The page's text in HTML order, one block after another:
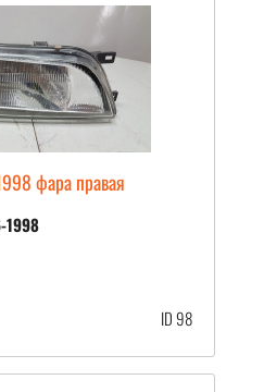
фара правая
1998
ID 98